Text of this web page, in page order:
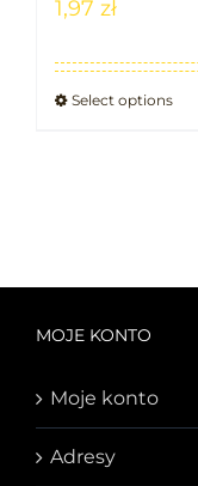
1,97 zł
Select options
MOJE KONTO
Moje konto
Adresy